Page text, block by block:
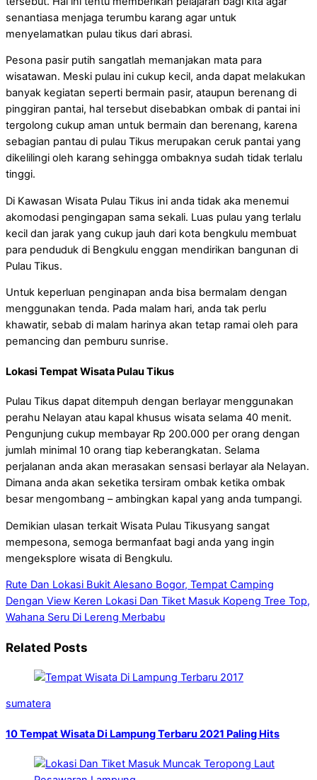
senantiasa menjaga terumbu karang agar untuk
menyelamatkan pulau tikus dari abrasi.
Pesona pasir putih sangatlah memanjakan mata para
wisatawan. Meski pulau ini cukup kecil, anda dapat melakukan
banyak kegiatan seperti bermain pasir, ataupun berenang di
pinggiran pantai, hal tersebut disebabkan ombak di pantai ini
tergolong cukup aman untuk bermain dan berenang, karena
sebagian pantau di pulau Tikus merupakan ceruk pantai yang
dikelilingi oleh karang sehingga ombaknya sudah tidak terlalu
tinggi.
Di Kawasan Wisata Pulau Tikus ini anda tidak aka menemui
akomodasi pengingapan sama sekali. Luas pulau yang terlalu
kecil dan jarak yang cukup jauh dari kota bengkulu membuat
para penduduk di Bengkulu enggan mendirikan bangunan di
Pulau Tikus.
Untuk keperluan penginapan anda bisa bermalam dengan
menggunakan tenda. Pada malam hari, anda tak perlu
khawatir, sebab di malam harinya akan tetap ramai oleh para
pemancing dan pemburu sunrise.
Lokasi Tempat Wisata Pulau Tikus
Pulau Tikus dapat ditempuh dengan berlayar menggunakan
perahu Nelayan atau kapal khusus wisata selama 40 menit.
Pengunjung cukup membayar Rp 200.000 per orang dengan
jumlah minimal 10 orang tiap keberangkatan. Selama
perjalanan anda akan merasakan sensasi berlayar ala Nelayan.
Dimana anda akan seketika tersiram ombak ketika ombak
besar mengombang – ambingkan kapal yang anda tumpangi.
Demikian ulasan terkait Wisata Pulau Tikusyang sangat
mempesona, semoga bermanfaat bagi anda yang ingin
mengeksplore wisata di Bengkulu.
Rute Dan Lokasi Bukit Alesano Bogor, Tempat Camping
Dengan View Keren Lokasi Dan Tiket Masuk Kopeng Tree Top,
Wahana Seru Di Lereng Merbabu
Related Posts
sumatera
10 Tempat Wisata Di Lampung Terbaru 2021 Paling Hits